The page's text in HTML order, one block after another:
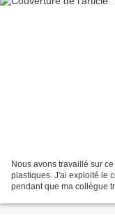
Nous avons travaillé sur
plastiques. J'ai exploité le
pendant que ma collègue